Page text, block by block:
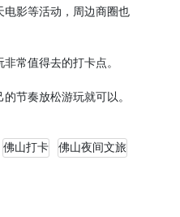
影等活动，周边商圈也
常值得去的打卡点。
节奏放松游玩就可以。
佛山打卡 佛山夜间文旅